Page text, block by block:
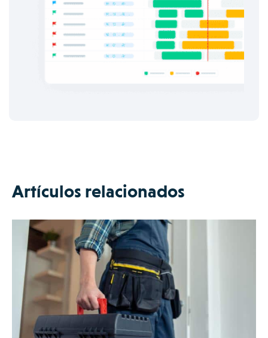
Artículos relacionados